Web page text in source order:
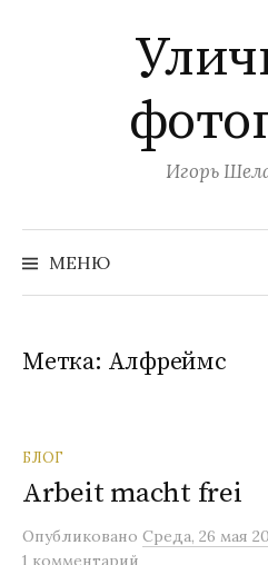
к
с
р
м
о
м
у
Игорь
МЕНЮ
Метка: Алфреймс
БЛОГ
Arbeit macht frei
Опубликовано Среда, 26 мая
1 комментарий